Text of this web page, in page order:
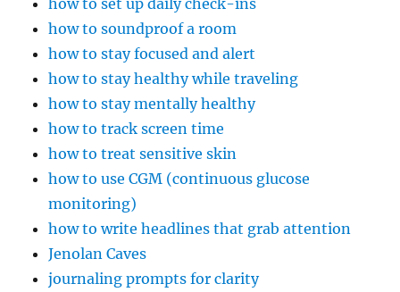
how to soundproof a room
how to stay focused and alert
how to stay healthy while traveling
how to stay mentally healthy
how to track screen time
how to treat sensitive skin
how to use CGM (continuous glucose
monitoring)
how to write headlines that grab attention
Jenolan Caves
journaling prompts for clarity